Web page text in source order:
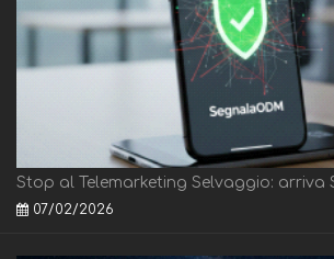
Stop al Telemarketing Selvaggio: arriva
07/02/2026